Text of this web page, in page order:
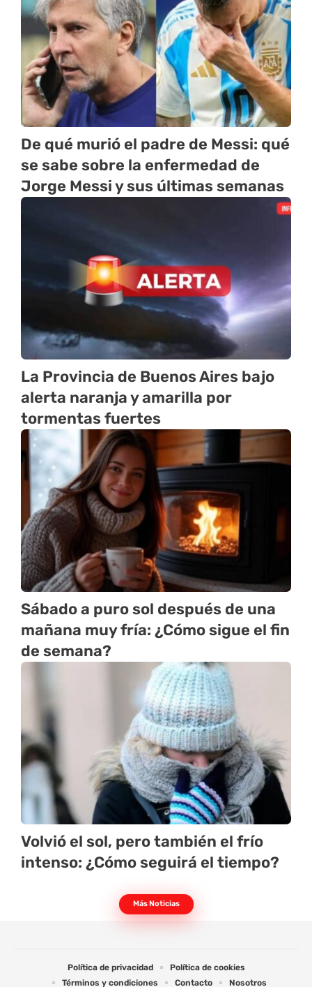
De qué murió el padre de Messi: qué
se sabe sobre la enfermedad de
Jorge Messi y sus últimas semanas
La Provincia de Buenos Aires bajo
alerta naranja y amarilla por
tormentas fuertes
Sábado a puro sol después de una
mañana muy fría: ¿Cómo sigue el fin
de semana?
Volvió el sol, pero también el frío
intenso: ¿Cómo seguirá el tiempo?
Más Noticias
Política de privacidad
Política de cookies
Términos y condiciones
Contacto Nosotros